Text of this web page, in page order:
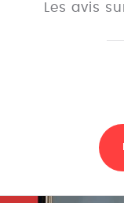
Les avis